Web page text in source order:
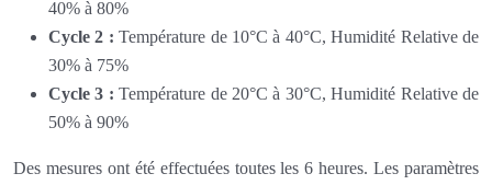
40% à 80%
Cycle 2 :Température de 10°C à 40°C, Humidité Relative de
30% à 75%
Cycle 3 :Température de 20°C à 30°C, Humidité Relative de
50% à 90%
Des mesures ont été effectuées toutes les 6 heures. Les paramètres